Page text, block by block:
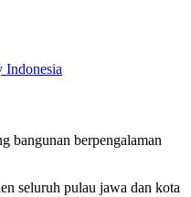
bangunan berpengalaman
seluruh pulau jawa dan kota